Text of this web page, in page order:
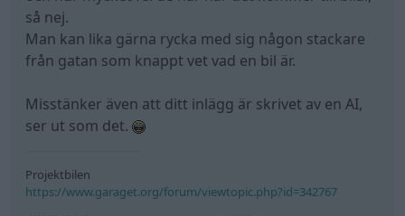
så nej.
Man kan lika gärna rycka med sig någon stackare
från gatan som knappt vet vad en bil är.
Misstänker även att ditt inlägg är skrivet av en AI,
ser ut som det.
Projektbilen
https://www.garaget.org/forum/viewtopic.php?id=342767